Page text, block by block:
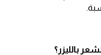
بالليزر؟